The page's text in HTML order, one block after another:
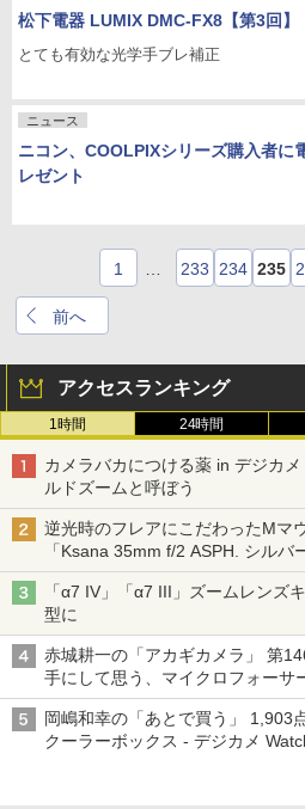
松下電器 LUMIX DMC-FX8【第3回】
とても有効な光学手ブレ補正
ニュース
ニコン、COOLPIXシリーズ購入者に
レゼント
前へ
1 233 234 235
アクセスランキング
1時間 24時間
カメラバカにつける薬 in デジカ
ルドズームと呼ぼう
逆光時のフレアにこだわったM
「Ksana 35mm f/2 ASPH. シルバ
「α7 IV」「α7 III」ズームレン
型に
赤城耕一の「アカギカメラ」 第
手にして思う、マイクロフォー
岡嶋和幸の「あとで買う」 1,903
クーラーボックス - デジカメ